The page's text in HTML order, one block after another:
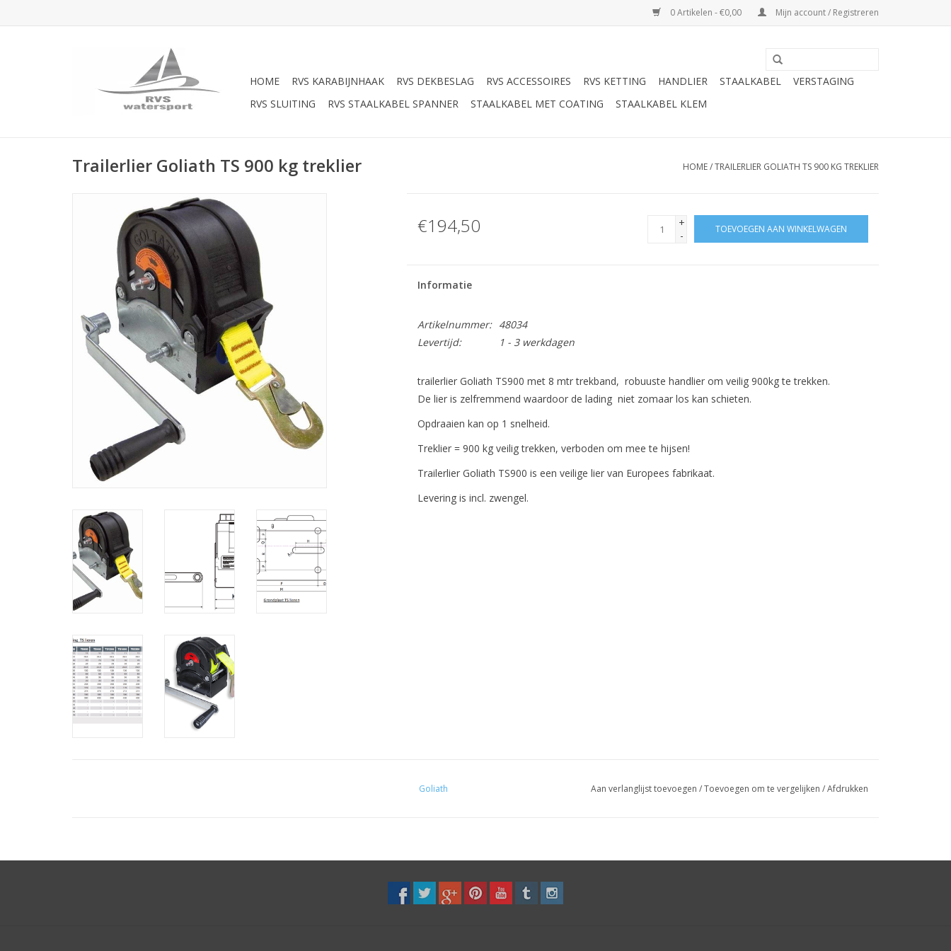
0 Artikelen - €0,00 Mijn account / Registreren
HOME RVS KARABIJNHAAK RVS DEKBESLAG RVS ACCESSOIRES RVS KETTING HANDLIER STAALKABEL
VERSTAGING
RVS SLUITING
RVS STAALKABEL SPANNER STAALKABEL MET COATING STAALKABEL KLEM
Trailerlier Goliath TS 900 kg treklier HOME/TRAILERLIER GOLIATH TS 900 KG TREKLIER
€194,50
+
-
TOEVOEGEN AAN WINKELWAGEN
Informatie
Artikelnummer:
48034
Levertijd:
1 - 3 werkdagen
trailerlier Goliath TS900 met 8 mtr trekband, robuuste handlier om veilig 900kg te trekken.
De lier is zelfremmend waardoor de lading niet zomaar los kan schieten.
Opdraaien kan op 1 snelheid.
Treklier = 900 kg veilig trekken, verboden om mee te hijsen!
Trailerlier Goliath TS900 is een veilige lier van Europees fabrikaat.
Levering is incl. zwengel.
Goliath Aan verlanglijst toevoegen /Toevoegen om te vergelijken /Afdrukken